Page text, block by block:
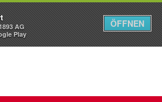
Menü
AG
Play
ÖFFNEN